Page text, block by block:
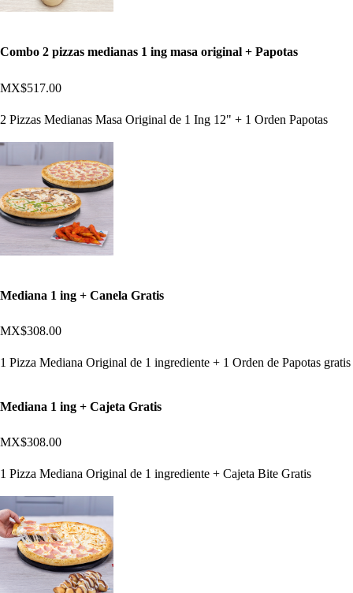
Combo 2 pizzas medianas 1 ing masa original + Papotas
MX$517.00
2 Pizzas Medianas Masa Original de 1 Ing 12" + 1 Orden Papotas
Mediana 1 ing + Canela Gratis
MX$308.00
1 Pizza Mediana Original de 1 ingrediente + 1 Orden de Papotas gratis
Mediana 1 ing + Cajeta Gratis
MX$308.00
1 Pizza Mediana Original de 1 ingrediente + Cajeta Bite Gratis